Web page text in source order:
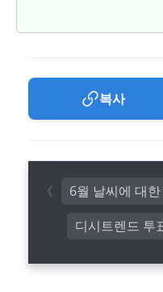
복사
디시트렌드 투
6월 날씨에 대